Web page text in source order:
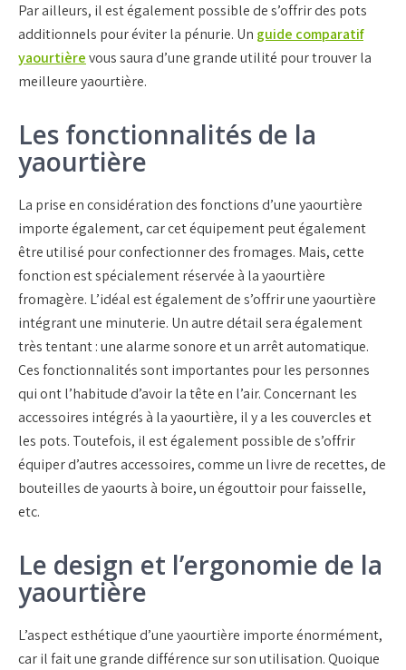
Par ailleurs, il est également possible de s’offrir des pots
additionnels pour éviter la pénurie. Un guide comparatif
yaourtièrevous saura d’une grande utilité pour trouver la
meilleure yaourtière.
Les fonctionnalités de la
yaourtière
La prise en considération des fonctions d’une yaourtière
importe également, car cet équipement peut également
être utilisé pour confectionner des fromages. Mais, cette
fonction est spécialement réservée à la yaourtière
fromagère. L’idéal est également de s’offrir une yaourtière
intégrant une minuterie. Un autre détail sera également
très tentant : une alarme sonore et un arrêt automatique.
Ces fonctionnalités sont importantes pour les personnes
qui ont l’habitude d’avoir la tête en l’air. Concernant les
accessoires intégrés à la yaourtière, il y a les couvercles et
les pots. Toutefois, il est également possible de s’offrir
équiper d’autres accessoires, comme un livre de recettes, de
bouteilles de yaourts à boire, un égouttoir pour faisselle,
etc.
Le design et l’ergonomie de la
yaourtière
L’aspect esthétique d’une yaourtière importe énormément,
car il fait une grande différence sur son utilisation. Quoique